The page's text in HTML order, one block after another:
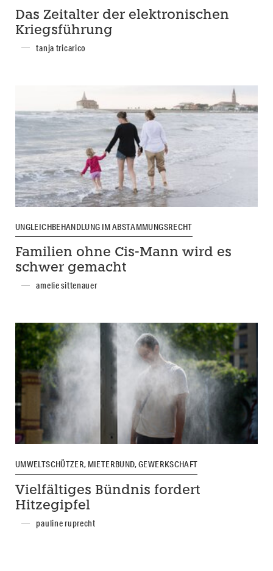
Das Zeitalter der elektronischen
Kriegsführung
tanja tricarico
UNGLEICHBEHANDLUNG IM ABSTAMMUNGSRECHT
Familien ohne Cis-Mann wird es
schwer gemacht
amelie sittenauer
UMWELTSCHÜTZER, MIETERBUND, GEWERKSCHAFT
Vielfältiges Bündnis fordert
Hitzegipfel
pauline ruprecht